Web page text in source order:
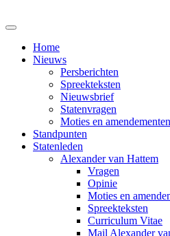
Home
Nieuws
Persberichten
Spreekteksten
Nieuwsbrief
Statenvragen
Moties en amendementen
Standpunten
Statenleden
Alexander van Hattem
Vragen
Opinie
Moties en
Spreekteksten
Curriculum Vitae
Mail Alexander